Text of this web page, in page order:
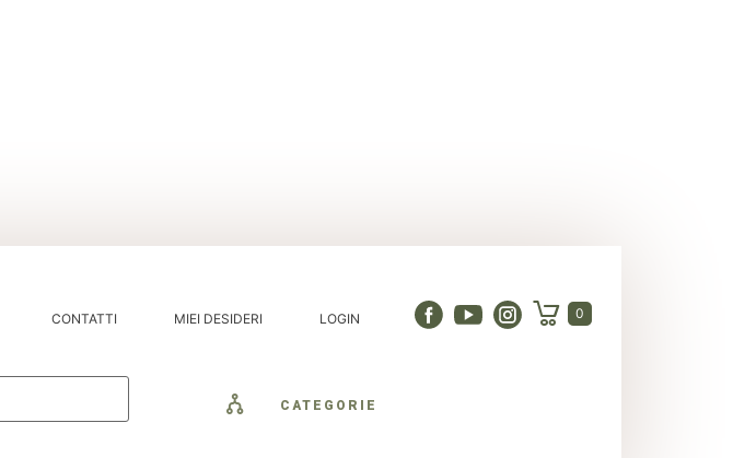
CONTATTI MIEI DESIDERI LOGIN
CATEGORIE
0